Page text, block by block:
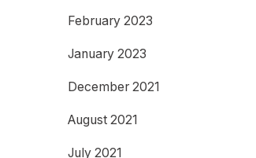
February 2023
January 2023
December 2021
August 2021
July 2021